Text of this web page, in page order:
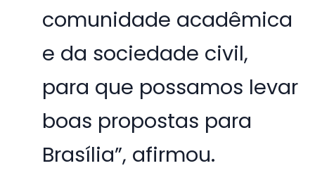
comunidade acadêmica
e da sociedade civil,
para que possamos levar
boas propostas para
Brasília”, afirmou.